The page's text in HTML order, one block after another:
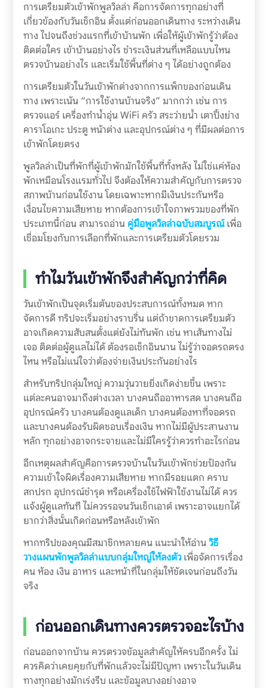
การเตรียมตัวเข้าพักพูลวิลล่า คือการจัดการทุกอย่างที่
เกี่ยวข้องกับวันเช็กอิน ตั้งแต่ก่อนออกเดินทาง ระหว่างเดิน
ทาง ไปจนถึงช่วงแรกที่เข้าบ้านพัก เพื่อให้ผู้เข้าพักรู้ว่าต้อง
ติดต่อใคร เข้าบ้านอย่างไร ชำระเงินส่วนที่เหลือแบบไหน
ตรวจบ้านอย่างไร และเริ่มใช้พื้นที่ต่าง ๆ ได้อย่างถูกต้อง
การเตรียมตัวในวันเข้าพักต่างจากการแพ็กของก่อนเดิน
ทาง เพราะเน้น “การใช้งานบ้านจริง” มากกว่า เช่น การ
ตรวจแอร์ เครื่องทำน้ำอุ่น WiFi ครัว สระว่ายน้ำ เตาปิ้งย่าง
คาราโอเกะ ประตู หน้าต่าง และอุปกรณ์ต่าง ๆ ที่มีผลต่อการ
เข้าพักโดยตรง
พูลวิลล่าเป็นที่พักที่ผู้เข้าพักมักใช้พื้นที่ทั้งหลัง ไม่ใช่แค่ห้อง
พักเหมือนโรงแรมทั่วไป จึงต้องให้ความสำคัญกับการตรวจ
สภาพบ้านก่อนใช้งาน โดยเฉพาะหากมีเงินประกันหรือ
เงื่อนไขความเสียหาย หากต้องการเข้าใจภาพรวมของที่พัก
ประเภทนี้ก่อน สามารถอ่าน คู่มือพูลวิลล่าฉบับสมบูรณ์เพื่อ
เชื่อมโยงกับการเลือกที่พักและการเตรียมตัวโดยรวม
ทำไมวันเข้าพักจึงสำคัญกว่าที่คิด
วันเข้าพักเป็นจุดเริ่มต้นของประสบการณ์ทั้งหมด หาก
จัดการดี ทริปจะเริ่มอย่างราบรื่น แต่ถ้าขาดการเตรียมตัว
อาจเกิดความสับสนตั้งแต่ยังไม่ทันพัก เช่น หาเส้นทางไม่
เจอ ติดต่อผู้ดูแลไม่ได้ ต้องรอเช็กอินนาน ไม่รู้ว่าจอดรถตรง
ไหน หรือไม่แน่ใจว่าต้องจ่ายเงินประกันอย่างไร
สำหรับทริปกลุ่มใหญ่ ความวุ่นวายยิ่งเกิดง่ายขึ้น เพราะ
แต่ละคนอาจมาถึงต่างเวลา บางคนถืออาหารสด บางคนถือ
อุปกรณ์ครัว บางคนต้องดูแลเด็ก บางคนต้องหาที่จอดรถ
และบางคนต้องรับผิดชอบเรื่องเงิน หากไม่มีผู้ประสานงาน
หลัก ทุกอย่างอาจกระจายและไม่มีใครรู้ว่าควรทำอะไรก่อน
อีกเหตุผลสำคัญคือการตรวจบ้านในวันเข้าพักช่วยป้องกัน
ความเข้าใจผิดเรื่องความเสียหาย หากมีรอยแตก คราบ
สกปรก อุปกรณ์ชำรุด หรือเครื่องใช้ไฟฟ้าใช้งานไม่ได้ ควร
แจ้งผู้ดูแลทันที ไม่ควรรอจนวันเช็กเอาต์ เพราะอาจแยกได้
ยากว่าสิ่งนั้นเกิดก่อนหรือหลังเข้าพัก
หากทริปของคุณมีสมาชิกหลายคน แนะนำให้อ่านวิธี
วางแผนพักพูลวิลล่าแบบกลุ่มใหญ่ให้ลงตัวเพื่อจัดการเรื่อง
คน ห้อง เงิน อาหาร และหน้าที่ในกลุ่มให้ชัดเจนก่อนถึงวัน
จริง
ก่อนออกเดินทางควรตรวจอะไรบ้าง
ก่อนออกจากบ้าน ควรตรวจข้อมูลสำคัญให้ครบอีกครั้ง ไม่
ควรคิดว่าเคยคุยกับที่พักแล้วจะไม่มีปัญหา เพราะในวันเดิน
ทางทุกอย่างมักเร่งรีบ และข้อมูลบางอย่างอาจ